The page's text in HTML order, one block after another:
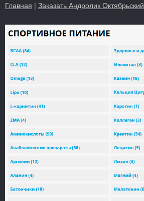
Главная | Заказать Андролик Октябрьский